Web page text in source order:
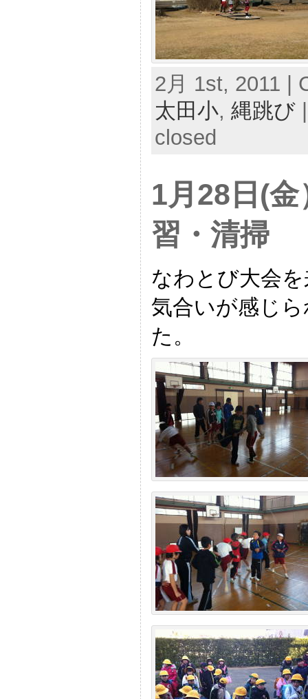
2月 1st, 2011 |
太田小, 縄跳び
closed
1月28日(
習・清掃
なわとび大会
気合いが感じ
た。